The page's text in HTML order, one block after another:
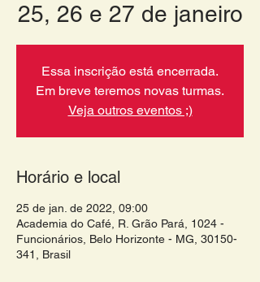
25, 26 e 27 de janeiro
Essa inscrição está encerrada.
Em breve teremos novas turmas.
Veja outros eventos ;)
Horário e local
25 de jan. de 2022, 09:00
Academia do Café, R. Grão Pará, 1024 -
Funcionários, Belo Horizonte - MG, 30150-
341, Brasil